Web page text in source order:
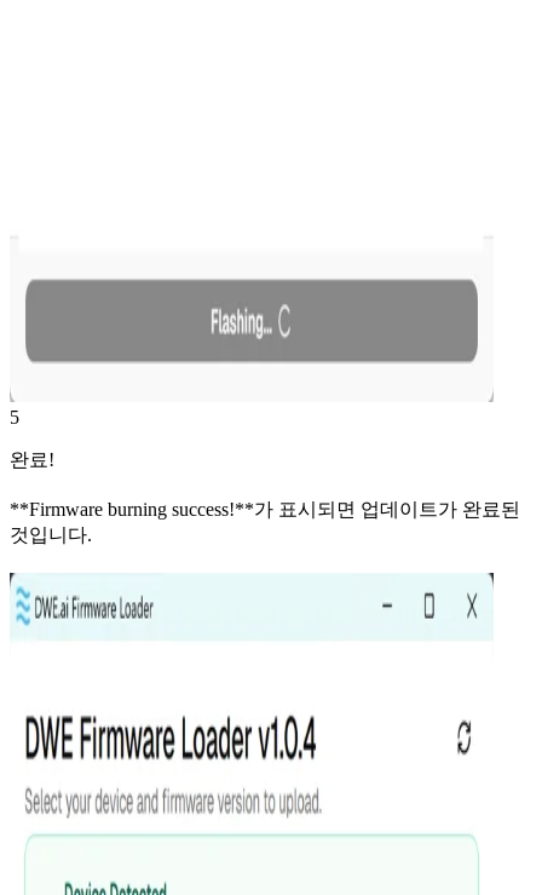
5
완료!
**Firmware burning success!**가 표시되면 업데이트가 완료된
것입니다.